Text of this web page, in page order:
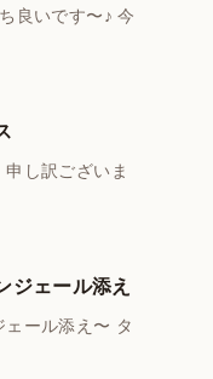
良いです〜♪ 今
し訳ございま
ジェール添え
ール添え〜 タ